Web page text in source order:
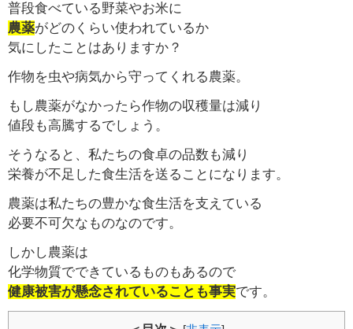
普段食べている野菜やお米に
農薬がどのくらい使われているか
気にしたことはありますか？
作物を虫や病気から守ってくれる農薬。
もし農薬がなかったら作物の収穫量は減り
値段も高騰するでしょう。
そうなると、私たちの食卓の品数も減り
栄養が不足した食生活を送ることになります。
農薬は私たちの豊かな食生活を支えている
必要不可欠なものなのです。
しかし農薬は
化学物質でできているものもあるので
健康被害が懸念されていることも事実です。